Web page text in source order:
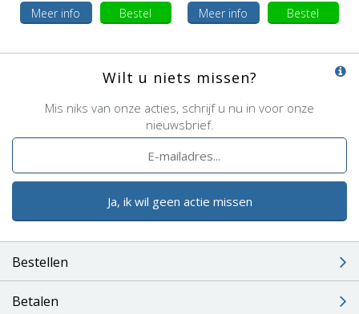
Meer info
Bestel
Meer info
Bestel
Wilt u niets missen?
Mis niks van onze acties, schrijf u nu in voor onze
nieuwsbrief.
Ja, ik wil geen actie missen
Bestellen
Betalen